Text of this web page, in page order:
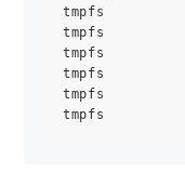
tmpfs
tmpfs
tmpfs
tmpfs
tmpfs